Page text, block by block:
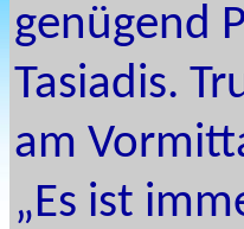
genügend
Tasiadis.
am
„Es ist